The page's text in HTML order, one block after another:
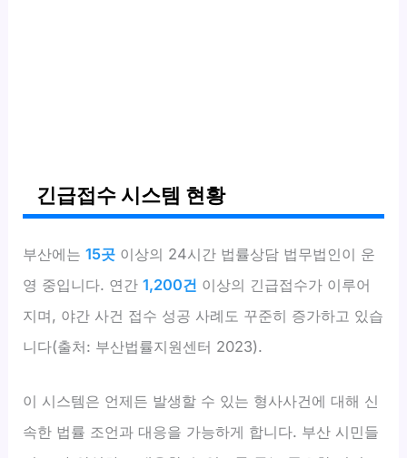
긴급접수 시스템 현황
부산에는15곳 이상의 24시간 법률상담 법무법인이 운
영 중입니다. 연간1,200건 이상의 긴급접수가 이루어
지며, 야간 사건 접수 성공 사례도 꾸준히 증가하고 있습
니다(출처: 부산법률지원센터 2023).
이 시스템은 언제든 발생할 수 있는 형사사건에 대해 신
속한 법률 조언과 대응을 가능하게 합니다. 부산 시민들